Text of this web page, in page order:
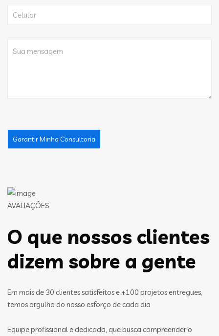
AVALIAÇÕES
O que nossos clientes
dizem sobre a gente
Em mais de 30 clientes satisfeitos e +100 projetos entregues,
temos orgulho do nosso esforço de cada dia
Equipe profissional e dedicada, que busca compreender o